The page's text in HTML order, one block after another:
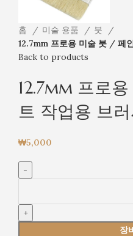
홈 미술 용품
붓
12.7mm 프로용 미술 붓 / 페
Back to products
12.7mm 프로
트 작업용 브
₩5,000
장